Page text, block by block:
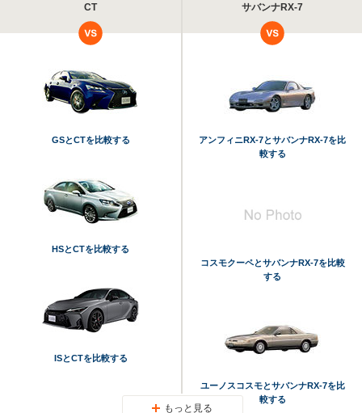
CT
サバンナRX-7
GSとCTを比較する
HSとCTを比較する
ISとCTを比較する
アンフィニRX-7とサバンナRX-7を比
較する
コスモクーペとサバンナRX-7を比較
する
ユーノスコスモとサバンナRX-7を比
較する
もっと見る